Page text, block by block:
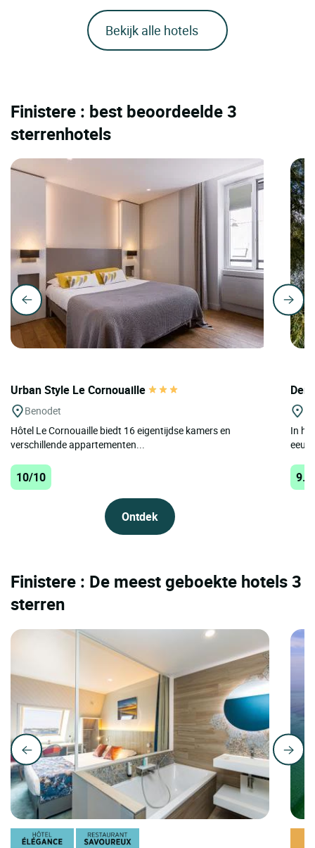
Bekijk alle hotels
Finistere : best beoordeelde 3
sterrenhotels
Urban Style Le Cornouaille
Benodet
Hôtel Le Cornouaille biedt 16 eigentijdse kamers en
verschillende appartementen...
10/10
Ontdek
In
Finistere : De meest geboekte hotels 3
sterren